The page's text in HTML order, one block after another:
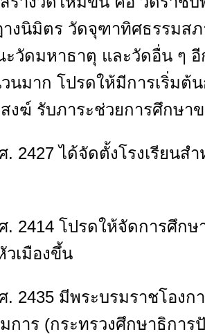
งนิมิตร วัดจุฑาทิศธรรมสภ
วัดมหาธาตุ และวัดอื่น ๆ
นมาก โปรดให้มีการเริ่มต้
งฆ์ รับภาระช่วยการศึกษา
. 2427 ได้จัดตั้งโรงเรียน
. 2414 โปรดให้จัดการศึกษ
วเมืองขึ้น
. 2435 มีพระบรมราชโองก
การ (กระทรวงศึกษาธิกา